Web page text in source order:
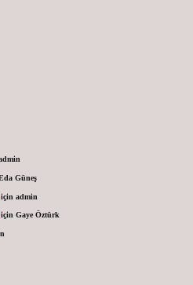
Güneş
içinadmin
içinGaye Öztürk